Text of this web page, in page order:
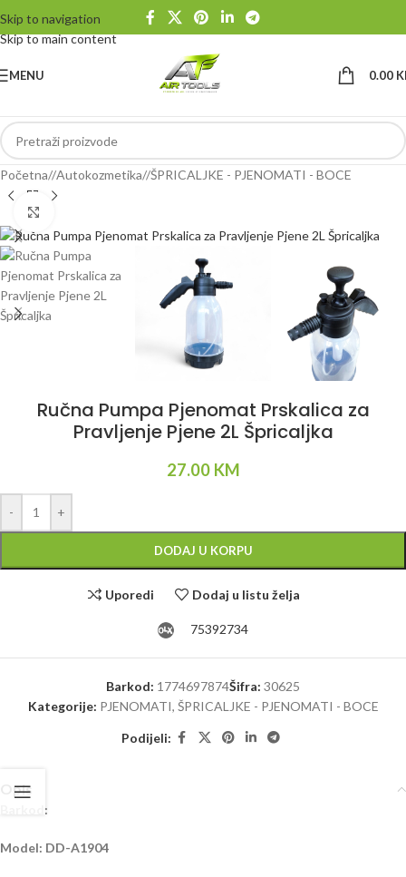
Skip to navigation
Skip to main content
MENU 0.00
Početna/ Autokozmetika/ ŠPRICALJKE - PJENOMATI - BOCE
Ručna Pumpa Pjenomat Prskalica za
Pravljenje Pjene 2L Špricaljka
27.00 KM
- +
DODAJ U KORPU
Uporedi Dodaj u listu želja
75392734
Barkod: 1774697874Šifra: 30625
Kategorije: PJENOMATI, ŠPRICALJKE - PJENOMATI - BOCE
Podijeli:
Opis
Barkod:
Model: DD-A1904